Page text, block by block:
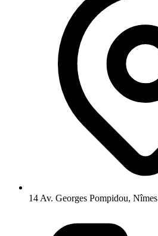
14 Av. Georges Pompidou, Nîmes